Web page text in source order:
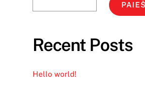
Recent Posts
Hello world!